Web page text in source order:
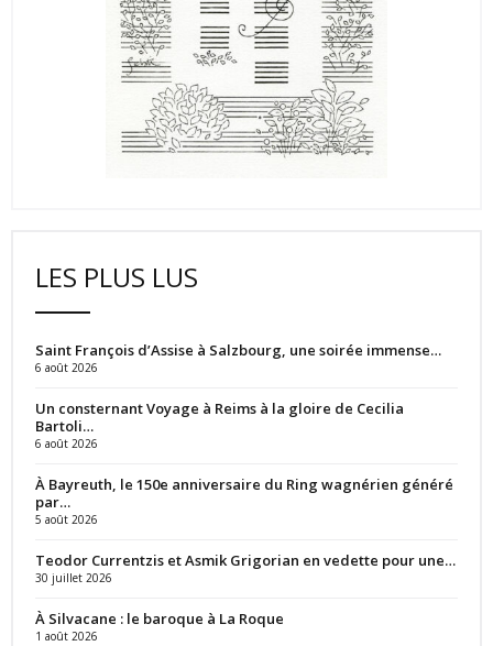
LES PLUS LUS
Saint François d’Assise à Salzbourg, une soirée immense…
6 août 2026
Un consternant Voyage à Reims à la gloire de Cecilia
Bartoli…
6 août 2026
À Bayreuth, le 150e anniversaire du Ring wagnérien généré
par…
5 août 2026
Teodor Currentzis et Asmik Grigorian en vedette pour une…
30 juillet 2026
À Silvacane : le baroque à La Roque
1 août 2026